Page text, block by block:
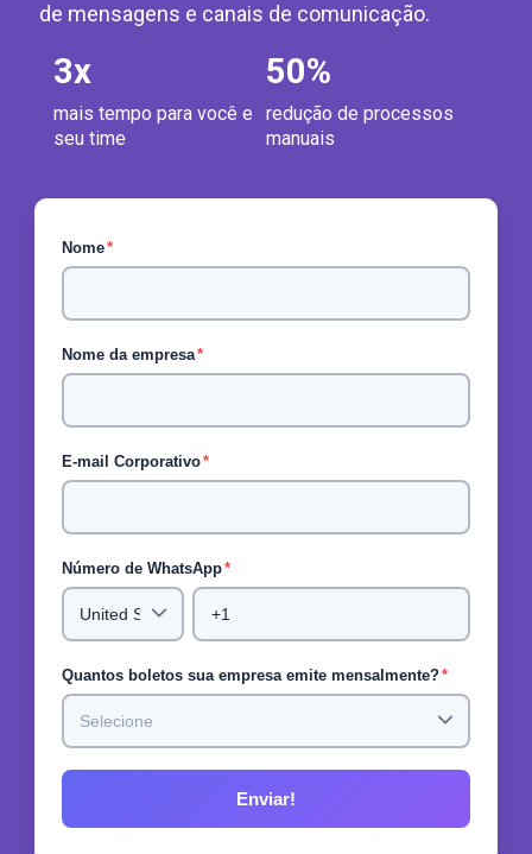
de mensagens e canais de comunicação.
3x
mais tempo para você e
seu time
50%
redução de processos
manuais
Nome*
Nome da empresa*
E-mail Corporativo*
Número de WhatsApp*
Quantos boletos sua empresa emite mensalmente?*